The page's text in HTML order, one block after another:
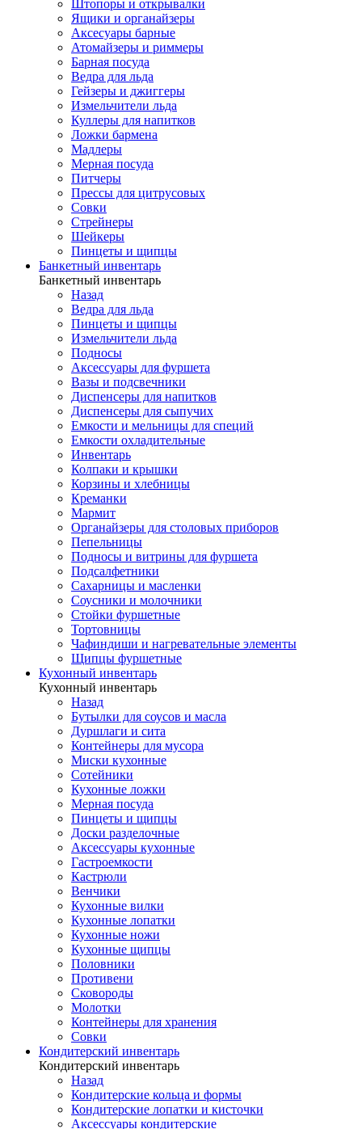
Штопоры и открывалки
Ящики и органайзеры
Аксесуары барные
Атомайзеры и риммеры
Барная посуда
Ведра для льда
Гейзеры и джиггеры
Измельчители льда
Куллеры для напитков
Ложки бармена
Мадлеры
Мерная посуда
Питчеры
Прессы для цитрусовых
Совки
Стрейнеры
Шейкеры
Пинцеты и щипцы
Банкетный инвентарь
Банкетный инвентарь
Назад
Ведра для льда
Пинцеты и щипцы
Измельчители льда
Подносы
Аксессуары для фуршета
Вазы и подсвечники
Диспенсеры для напитков
Диспенсеры для сыпучих
Емкости и мельницы для специй
Емкости охладительные
Инвентарь
Колпаки и крышки
Корзины и хлебницы
Креманки
Мармит
Органайзеры для столовых приборов
Пепельницы
Подносы и витрины для фуршета
Подсалфетники
Сахарницы и масленки
Соусники и молочники
Стойки фуршетные
Тортовницы
Чафиндиши и нагревательные элементы
Щипцы фуршетные
Кухонный инвентарь
Кухонный инвентарь
Назад
Бутылки для соусов и масла
Дуршлаги и сита
Контейнеры для мусора
Миски кухонные
Сотейники
Кухонные ложки
Мерная посуда
Пинцеты и щипцы
Доски разделочные
Аксессуары кухонные
Гастроемкости
Кастрюли
Венчики
Кухонные вилки
Кухонные лопатки
Кухонные ножи
Кухонные щипцы
Половники
Противени
Сковороды
Молотки
Контейнеры для хранения
Совки
Кондитерский инвентарь
Кондитерский инвентарь
Назад
Кондитерские кольца и формы
Кондитерские лопатки и кисточки
Аксессуары кондитерские